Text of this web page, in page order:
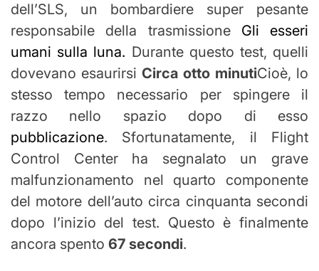
dell’SLS, un bombardiere super pesante
responsabile della trasmissione Gli esseri
umani sulla luna. Durante questo test, quelli
dovevano esaurirsi Circa otto minutiCioè, lo
stesso tempo necessario per spingere il
razzo nello spazio dopo di esso
pubblicazione. Sfortunatamente, il Flight
Control Center ha segnalato un grave
malfunzionamento nel quarto componente
del motore dell’auto circa cinquanta secondi
dopo l’inizio del test. Questo è finalmente
ancora spento 67 secondi.